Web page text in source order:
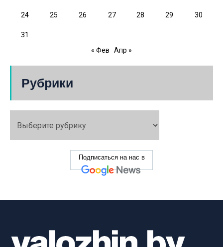
24 25 26 27 28 29 30
31
« Фев
Апр »
Рубрики
Подписаться на нас в